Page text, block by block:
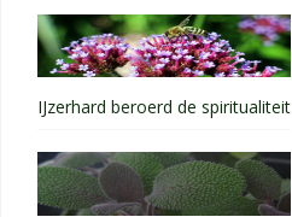
IJzerhard beroerd de spiritualiteit